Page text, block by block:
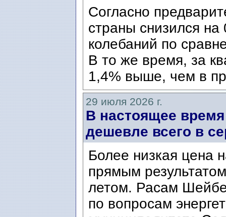
Согласно
страны снизился
колебаний по
В то же время, за
1,4% выше, чем в
29 июля 2026 г.
В настоящее
дешевле всего в
Более низкая цена
прямым
летом. Расам
по вопросам